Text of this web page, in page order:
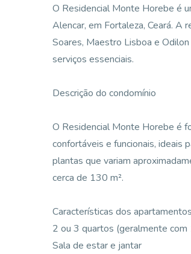
O Residencial Monte Horebe é
Alencar, em Fortaleza, Ceará. A
Soares, Maestro Lisboa e
serviços essenciais.
Descrição do condomínio
O Residencial Monte Horebe é
confortáveis e funcionais, ideais
plantas que variam
cerca de 130 m².
Características dos apartamentos
2 ou 3 quartos (geralmente com
Sala de estar e jantar